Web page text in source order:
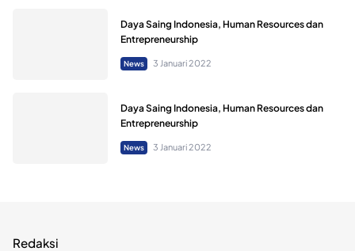
Daya Saing Indonesia, Human Resources dan
Entrepreneurship
News 3 Januari 2022
Daya Saing Indonesia, Human Resources dan
Entrepreneurship
News 3 Januari 2022
Redaksi